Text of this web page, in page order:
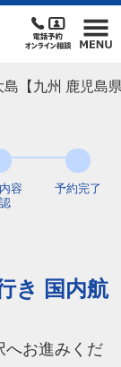
【九州 鹿児島
容
予約完了
き 国内航
へお進みくだ